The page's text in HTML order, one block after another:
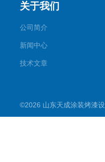
关于我们
公司简介
新闻中心
技术文章
©2026 山东天成涂装烤漆